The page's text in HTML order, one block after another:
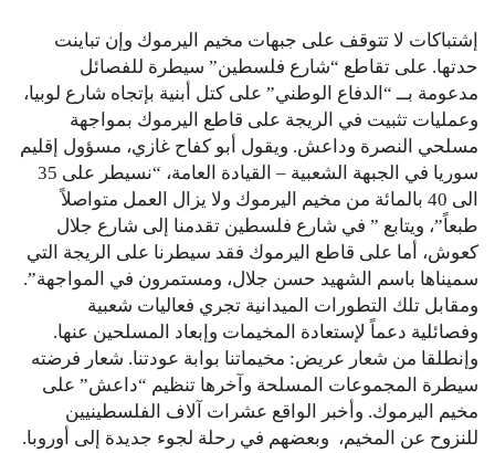
إشتباكات لا تتوقف على جبهات مخيم اليرموك وإن تباينت
حدتها. على تقاطع “شارع فلسطين” سيطرة للفصائل
مدعومة بــ “الدفاع الوطني” على كتل أبنية بإتجاه شارع لوبيا،
وعمليات تثبيت في الريجة على قاطع اليرموك بمواجهة
مسلحي النصرة وداعش. ويقول أبو كفاح غازي، مسؤول إقليم
سوريا في الجبهة الشعبية – القيادة العامة، “نسيطر على 35
الى 40 بالمائة من مخيم اليرموك ولا يزال العمل متواصلاً
طبعاً”، ويتابع ” في شارع فلسطين تقدمنا إلى شارع جلال
كعوش، أما على قاطع اليرموك فقد سيطرنا على الريجة التي
سميناها باسم الشهيد حسن جلال، ومستمرون في المواجهة”.
ومقابل تلك التطورات الميدانية تجري فعاليات شعبية
وفصائلية دعماً لإستعادة المخيمات وإبعاد المسلحين عنها.
وإنطلقا من شعار عريض: مخيماتنا بوابة عودتنا. شعار فرضته
سيطرة المجموعات المسلحة وآخرها تنظيم “داعش” على
مخيم اليرموك. وأخبر الواقع عشرات آلاف الفلسطينيين
للنزوح عن المخيم، وبعضهم في رحلة لجوء جديدة إلى أوروبا.